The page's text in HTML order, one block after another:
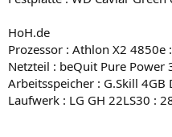
HoH.de
Prozessor : Athlon X2 4850e
Netzteil : beQuit Pure Power
Arbeitsspeicher : G.Skill 4GB
Laufwerk : LG GH 22LS30 :